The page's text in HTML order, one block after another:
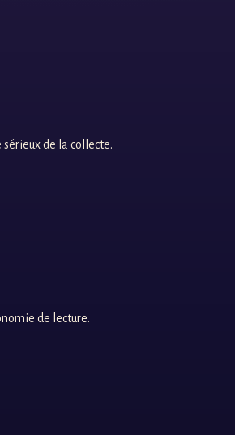
de la collecte.
de lecture.